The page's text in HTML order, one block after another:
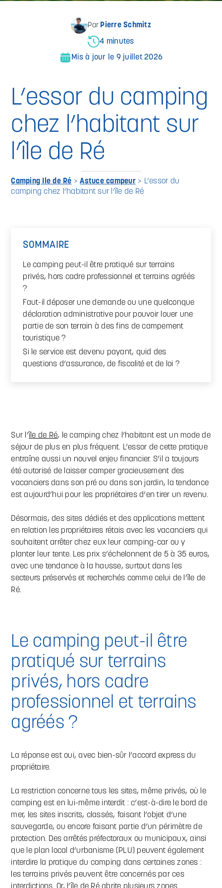
Par Pierre Schmitz
4 minutes
Mis à jour le 9 juillet 2026
L’essor du camping
chez l’habitant sur
l’île de Ré
Camping Ile de Ré >Astuce campeur> L’essor du
camping chez l’habitant sur l’île de Ré
SOMMAIRE
Le camping peut-il être pratiqué sur terrains
privés, hors cadre professionnel et terrains agréés
?
Faut-il déposer une demande ou une quelconque
déclaration administrative pour pouvoir louer une
partie de son terrain à des fins de campement
touristique ?
Si le service est devenu payant, quid des
questions d’assurance, de fiscalité et de loi ?
Sur l’île de Ré, le camping chez l’habitant est un mode de
séjour de plus en plus fréquent. L’essor de cette pratique
entraîne aussi un nouvel enjeu financier. S’il a toujours
été autorisé de laisser camper gracieusement des
vacanciers dans son pré ou dans son jardin, la tendance
est aujourd’hui pour les propriétaires d’en tirer un revenu.
Désormais, des sites dédiés et des applications mettent
en relation les propriétaires rétais avec les vacanciers qui
souhaitent arrêter chez eux leur camping-car ou y
planter leur tente. Les prix s’échelonnent de 5 à 35 euros,
avec une tendance à la hausse, surtout dans les
secteurs préservés et recherchés comme celui de l’île de
Ré.
Le camping peut-il être
pratiqué sur terrains
privés, hors cadre
professionnel et terrains
agréés ?
La réponse est oui, avec bien-sûr l’accord express du
propriétaire.
La restriction concerne tous les sites, même privés, où le
camping est en lui-même interdit : c’est-à-dire le bord de
mer, les sites inscrits, classés, faisant l’objet d’une
sauvegarde, ou encore faisant partie d’un périmètre de
protection. Des arrêtés préfectoraux ou municipaux, ainsi
que le plan local d’urbanisme (PLU) peuvent également
interdire la pratique du camping dans certaines zones :
les terrains privés peuvent être concernés par ces